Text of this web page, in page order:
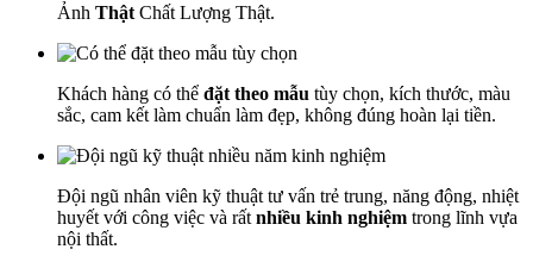
Ảnh Thật Chất Lượng Thật.
Khách hàng có thể đặt theo mẫu tùy chọn, kích thước, màu
sắc, cam kết làm chuẩn làm đẹp, không đúng hoàn lại tiền.
Đội ngũ nhân viên kỹ thuật tư vấn trẻ trung, năng động, nhiệt
huyết với công việc và rất nhiều kinh nghiệm trong lĩnh vựa
nội thất.